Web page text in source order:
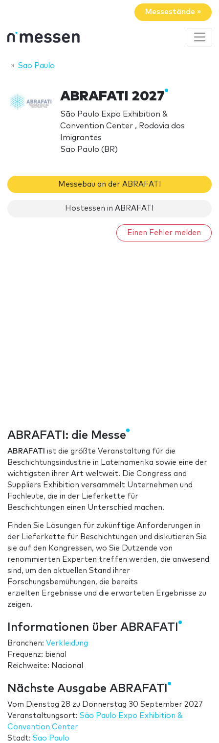
Messestände »
Sao Paulo
ABRAFATI 2027
São Paulo Expo Exhibition &
Convention Center , Rodovia dos
Imigrantes
Sao Paulo (BR)
Messebau an der ABRAFATI
Hostessen in ABRAFATI
Einen Fehler melden
ABRAFATI: die Messe
ABRAFATI ist die größte Veranstaltung für die
Beschichtungsindustrie in Lateinamerika sowie eine der
wichtigsten ihrer Art weltweit. Die Congress and
Suppliers Exhibition versammelt Unternehmen und
Fachleute, die in der Lieferkette für
Beschichtungen einen Unterschied machen.
Finden Sie Lösungen für zukünftige Anforderungen in
der Lieferkette für Beschichtungen und diskutieren Sie
sie auf den Kongressen, wo Sie Dutzende von
renommierten Experten treffen werden, die anwesend
sind, um den aktuellen Stand ihrer
Forschungsbemühungen, die bereits
erzielten Ergebnisse und die erwarteten Ergebnisse zu
zeigen.
Informationen über ABRAFATI
Branchen: Verkleidung
Frequenz: bienal
Reichweite: Nacional
Nächste Ausgabe ABRAFATI
Vom Dienstag 28 zu Donnerstag 30 September 2027
Veranstaltungsort: São Paulo Expo Exhibition &
Convention Center
Stadt: Sao Paulo